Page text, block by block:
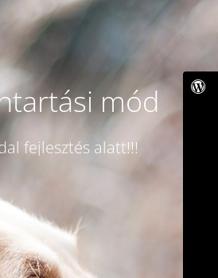
mód
fejlesztés alatt!!!